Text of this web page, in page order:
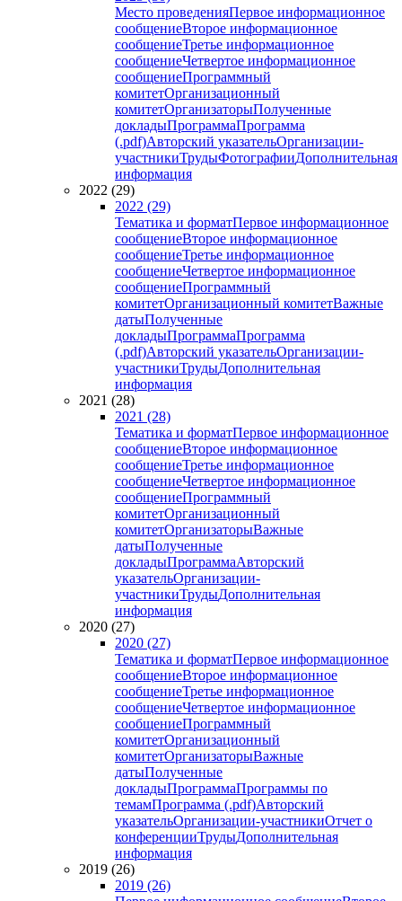
Место проведенияПервое информационное
сообщениеВторое информационное
сообщениеТретье информационное
сообщениеЧетвертое информационное
сообщениеПрограммный
комитетОрганизационный
комитетОрганизаторыПолученные
докладыПрограммаПрограмма
(.pdf)Авторский указательОрганизации-
участникиТрудыФотографииДополнительная
информация
2022 (29)
2022 (29)
Тематика и форматПервое информационное
сообщениеВторое информационное
сообщениеТретье информационное
сообщениеЧетвертое информационное
сообщениеПрограммный
комитетОрганизационный комитетВажные
датыПолученные
докладыПрограммаПрограмма
(.pdf)Авторский указательОрганизации-
участникиТрудыДополнительная
информация
2021 (28)
2021 (28)
Тематика и форматПервое информационное
сообщениеВторое информационное
сообщениеТретье информационное
сообщениеЧетвертое информационное
сообщениеПрограммный
комитетОрганизационный
комитетОрганизаторыВажные
датыПолученные
докладыПрограммаАвторский
указательОрганизации-
участникиТрудыДополнительная
информация
2020 (27)
2020 (27)
Тематика и форматПервое информационное
сообщениеВторое информационное
сообщениеТретье информационное
сообщениеЧетвертое информационное
сообщениеПрограммный
комитетОрганизационный
комитетОрганизаторыВажные
датыПолученные
докладыПрограммаПрограммы по
темамПрограмма (.pdf)Авторский
указательОрганизации-участникиОтчет о
конференцииТрудыДополнительная
информация
2019 (26)
2019 (26)